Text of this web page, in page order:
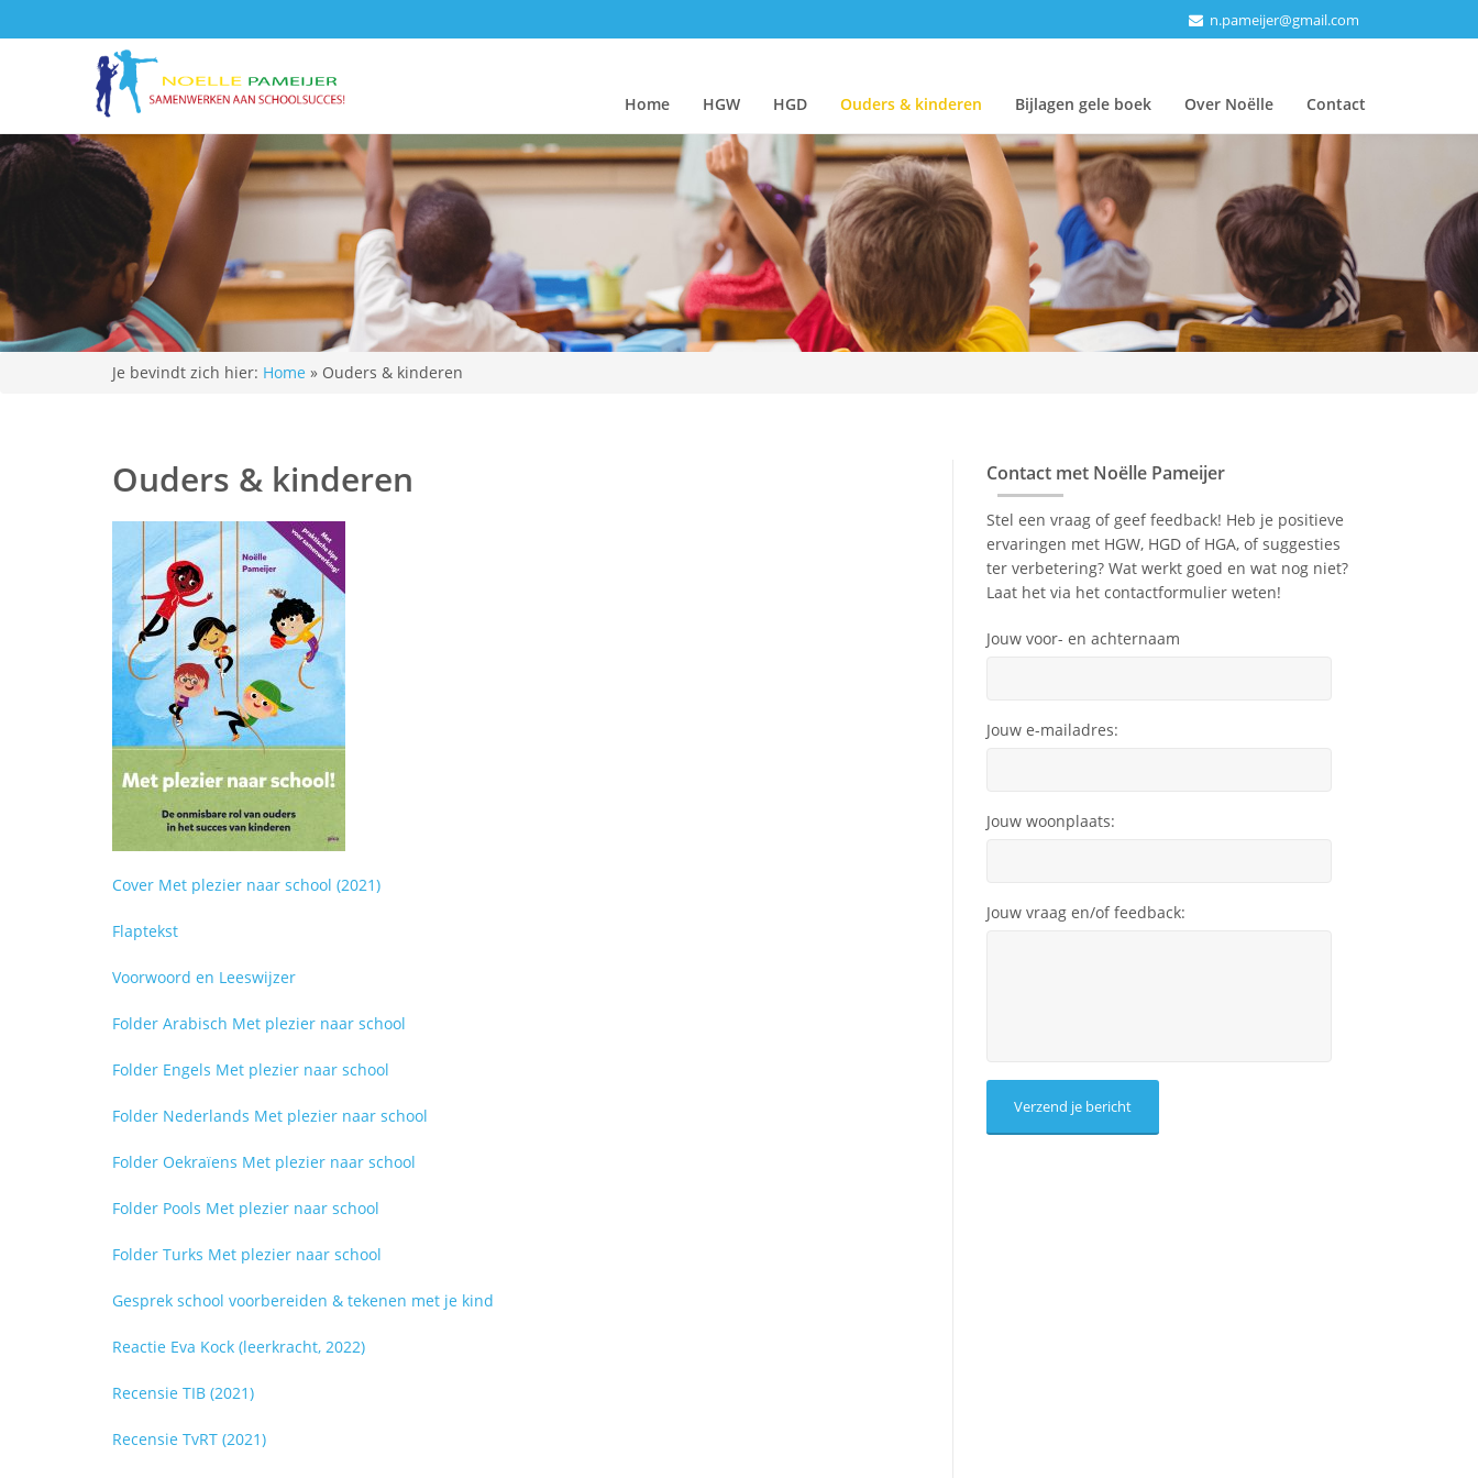
n.pameijer@gmail.com
Home HGW HGD Ouders & kinderen Bijlagen gele boek Over Noëlle Contact
Je bevindt zich hier: Home » Ouders & kinderen
Ouders & kinderen
Cover Met plezier naar school (2021)
Flaptekst
Voorwoord en Leeswijzer
Folder Arabisch Met plezier naar school
Folder Engels Met plezier naar school
Folder Nederlands Met plezier naar school
Folder Oekraïens Met plezier naar school
Folder Pools Met plezier naar school
Folder Turks Met plezier naar school
Gesprek school voorbereiden & tekenen met je kind
Reactie Eva Kock (leerkracht, 2022)
Recensie TIB (2021)
Recensie TvRT (2021)
Contact met Noëlle Pameijer
Stel een vraag of geef feedback! Heb je positieve
ervaringen met HGW, HGD of HGA, of suggesties
ter verbetering? Wat werkt goed en wat nog niet?
Laat het via het contactformulier weten!
Jouw voor- en achternaam
Jouw e-mailadres:
Jouw woonplaats:
Jouw vraag en/of feedback: